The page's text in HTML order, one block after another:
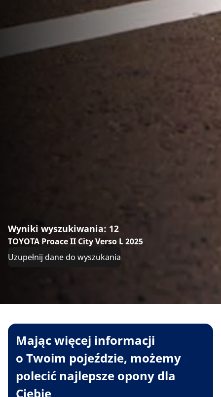
Wyniki wyszukiwania: 12
TOYOTA Proace II City Verso L 2025
Uzupełnij dane do wyszukania
Mając więcej informacji
o Twoim pojeździe, możemy
polecić najlepsze opony dla
Ciebie